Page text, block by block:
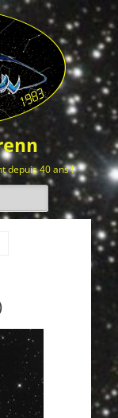
depuis 40 ans !